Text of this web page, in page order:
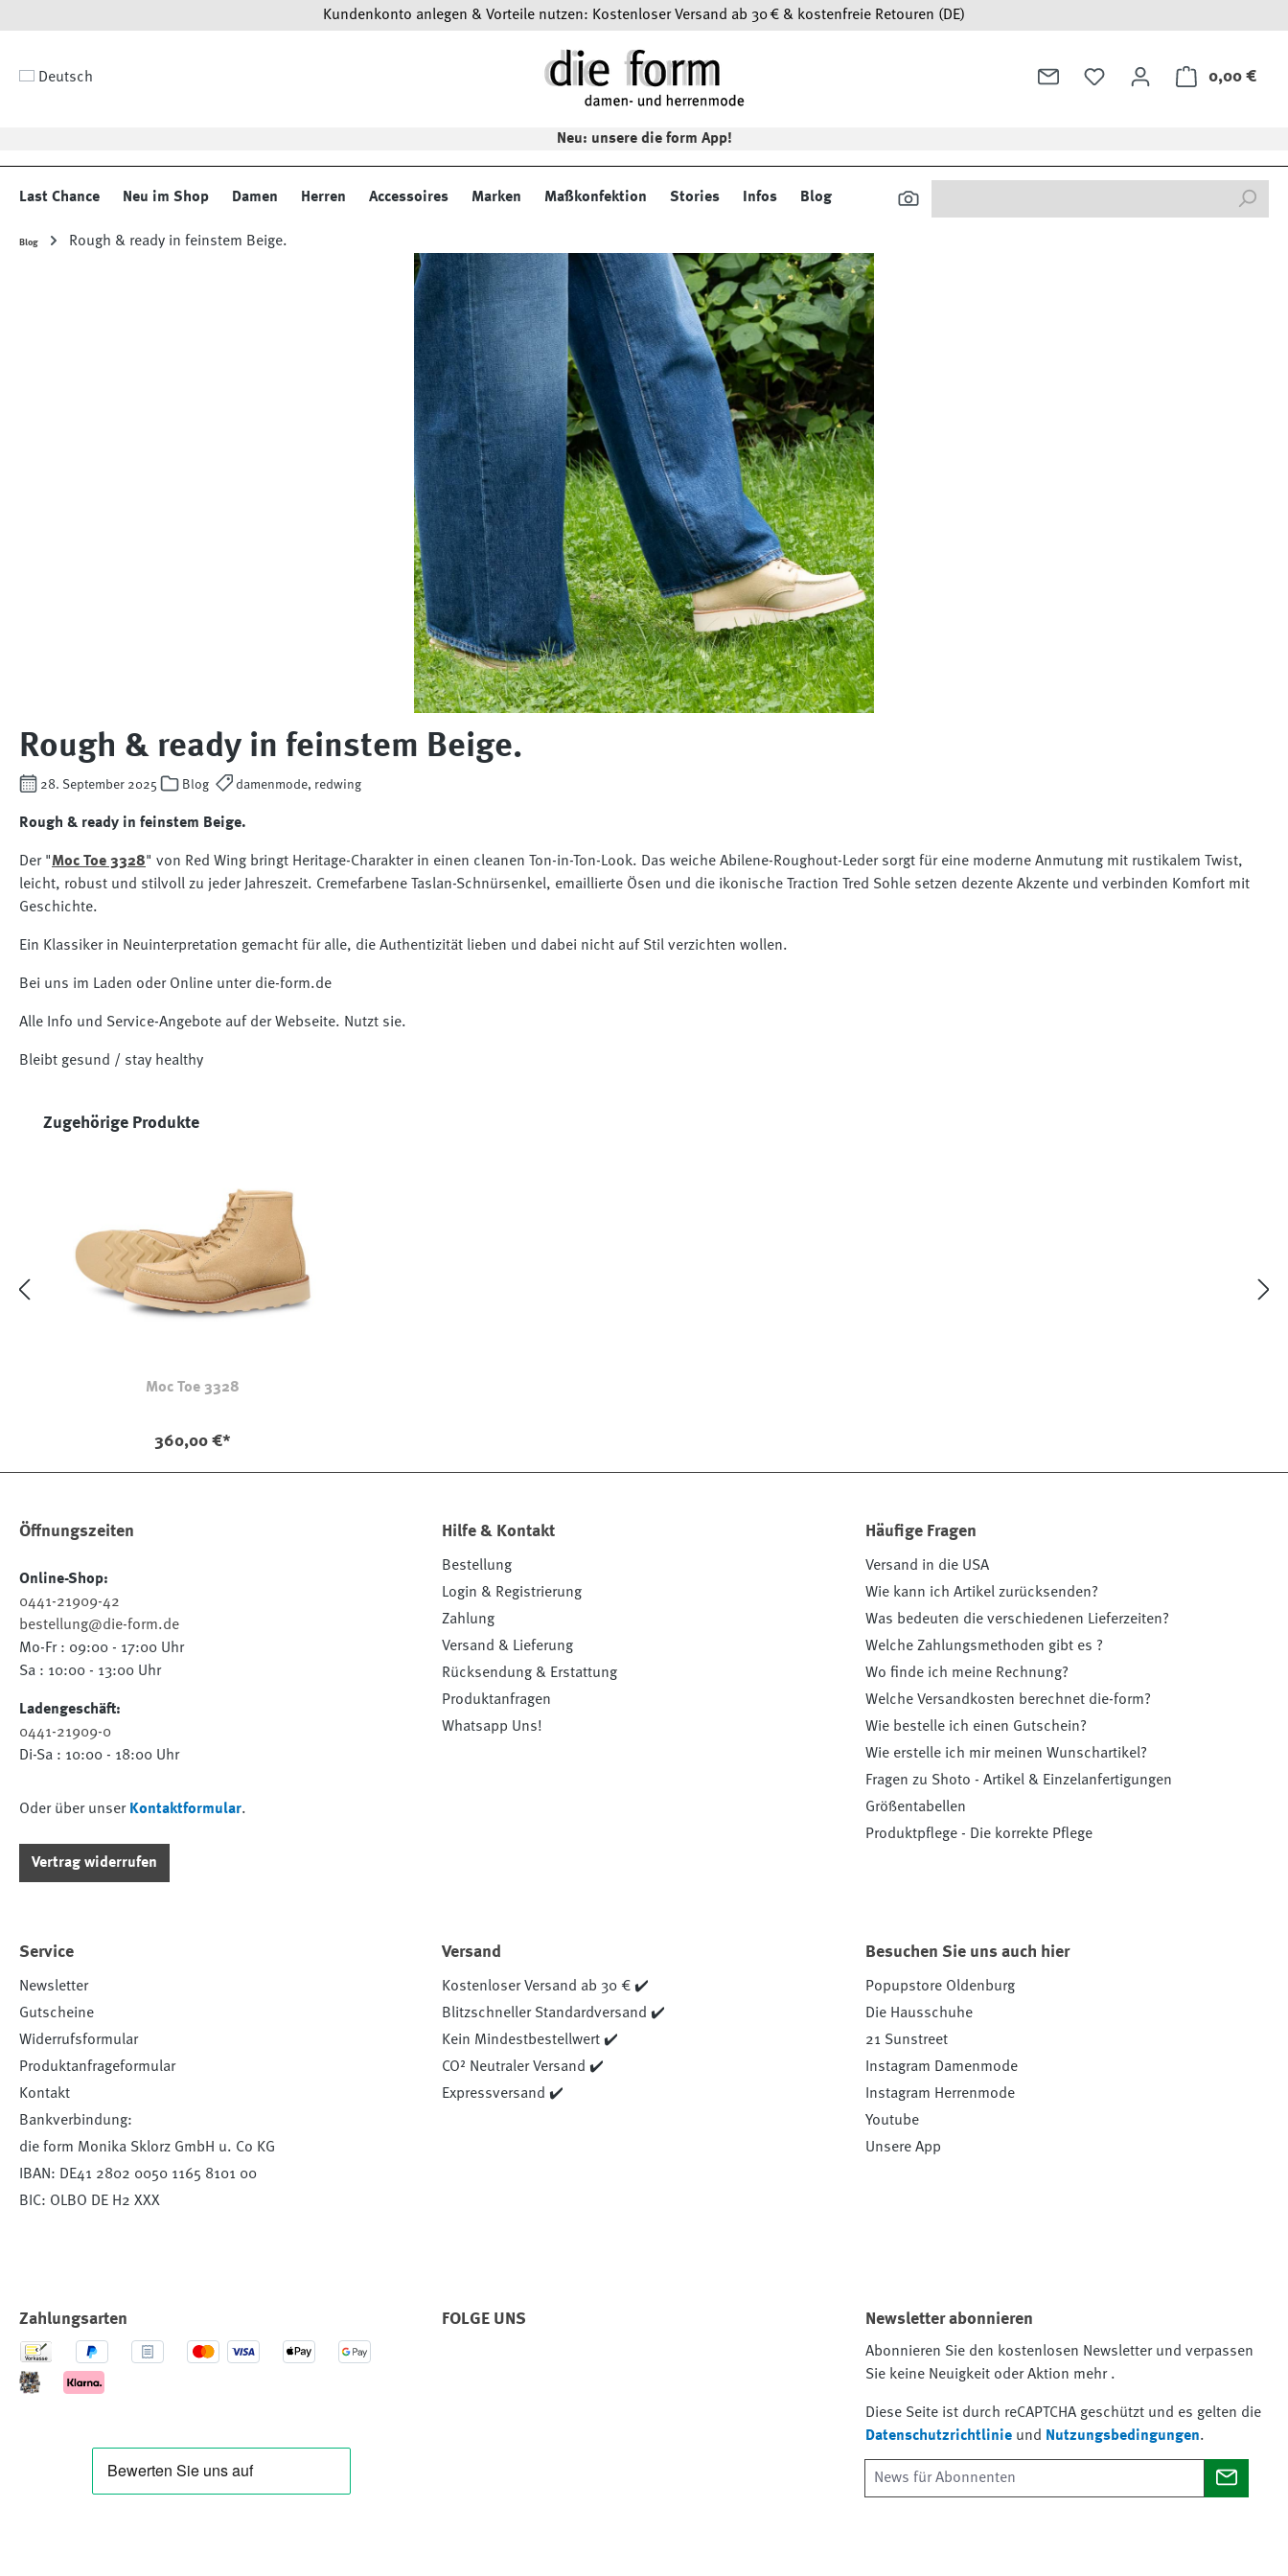
Kundenkonto anlegen & Vorteile nutzen: Kostenloser Versand ab 30 € & kostenfreie Retouren (DE)
Deutsch 0,00 €
Neu: unsere die form App!
Last Chance Neu im Shop Damen Herren Accessoires Marken Maßkonfektion Stories Infos Blog
Blog Rough & ready in feinstem Beige.
Rough & ready in feinstem Beige.
28. September 2025 Blog damenmode, redwing
Rough & ready in feinstem Beige.
Der "Moc Toe 3328" von Red Wing bringt Heritage-Charakter in einen cleanen Ton-in-Ton-Look. Das weiche Abilene-Roughout-Leder sorgt für eine moderne Anmutung mit rustikalem Twist,
leicht, robust und stilvoll zu jeder Jahreszeit. Cremefarbene Taslan-Schnürsenkel, emaillierte Ösen und die ikonische Traction Tred Sohle setzen dezente Akzente und verbinden Komfort mit
Geschichte.
Ein Klassiker in Neuinterpretation gemacht für alle, die Authentizität lieben und dabei nicht auf Stil verzichten wollen.
Bei uns im Laden oder Online unter die-form.de
Alle Info und Service-Angebote auf der Webseite. Nutzt sie.
Bleibt gesund / stay healthy
Produktgalerie überspringen
Zugehörige Produkte
Moc Toe 3328
360,00 €*
Öffnungszeiten
Online-Shop:
0441-21909-42
bestellung@die-form.de
Mo-Fr : 09:00 - 17:00 Uhr
Sa : 10:00 - 13:00 Uhr
Ladengeschäft:
0441-21909-0
Di-Sa : 10:00 - 18:00 Uhr
Oder über unser Kontaktformular.
Vertrag widerrufen
Hilfe & Kontakt
Bestellung
Login & Registrierung
Zahlung
Versand & Lieferung
Rücksendung & Erstattung
Produktanfragen
Whatsapp Uns!
Häufige Fragen
Versand in die USA
Wie kann ich Artikel zurücksenden?
Was bedeuten die verschiedenen Lieferzeiten?
Welche Zahlungsmethoden gibt es ?
Wo finde ich meine Rechnung?
Welche Versandkosten berechnet die-form?
Wie bestelle ich einen Gutschein?
Wie erstelle ich mir meinen Wunschartikel?
Fragen zu Shoto - Artikel & Einzelanfertigungen
Größentabellen
Produktpflege - Die korrekte Pflege
Service
Newsletter
Gutscheine
Widerrufsformular
Produktanfrageformular
Kontakt
Bankverbindung:
die form Monika Sklorz GmbH u. Co KG
IBAN: DE41 2802 0050 1165 8101 00
BIC: OLBO DE H2 XXX
Versand
Kostenloser Versand ab 30 € ✔️
Blitzschneller Standardversand ✔️
Kein Mindestbestellwert ✔️
CO² Neutraler Versand ✔️
Expressversand ✔️
Besuchen Sie uns auch hier
Popupstore Oldenburg
Die Hausschuhe
21 Sunstreet
Instagram Damenmode
Instagram Herrenmode
Youtube
Unsere App
Zahlungsarten FOLGE UNS Newsletter abonnieren
Abonnieren Sie den kostenlosen Newsletter und verpassen
Sie keine Neuigkeit oder Aktion mehr .
Diese Seite ist durch reCAPTCHA geschützt und es gelten die
Datenschutzrichtlinieund Nutzungsbedingungen.